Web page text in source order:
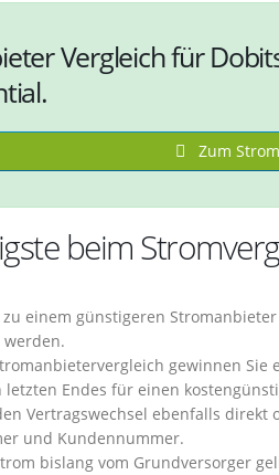
Vergleich für
Zum
beim
zu einem günstigeren
gewinnen
letzten Endes für einen
Vertragswechsel ebenfalls
und Kundennummer.
bislang vom Grundversorger